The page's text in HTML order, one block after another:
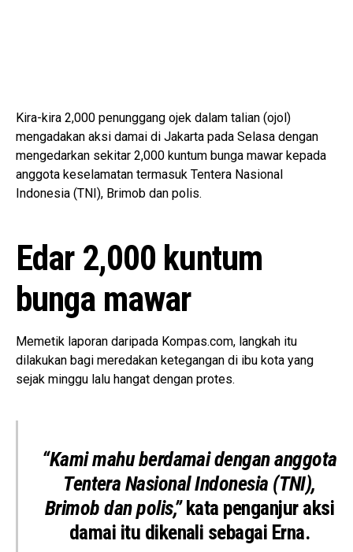
Kira-kira 2,000 penunggang ojek dalam talian (ojol)
mengadakan aksi damai di Jakarta pada Selasa dengan
mengedarkan sekitar 2,000 kuntum bunga mawar kepada
anggota keselamatan termasuk Tentera Nasional
Indonesia (TNI), Brimob dan polis.
Edar 2,000 kuntum
bunga mawar
Memetik laporan daripada Kompas.com, langkah itu
dilakukan bagi meredakan ketegangan di ibu kota yang
sejak minggu lalu hangat dengan protes.
“Kami mahu berdamai dengan anggota
Tentera Nasional Indonesia (TNI),
Brimob dan polis,”kata penganjur aksi
damai itu dikenali sebagai Erna.